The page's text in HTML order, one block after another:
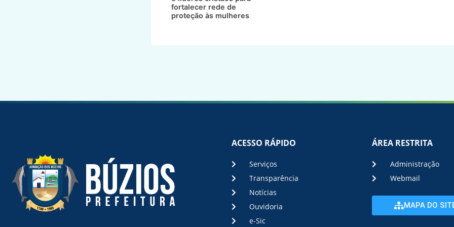
fortalecer rede de
proteção às mulheres
ACESSO RÁPIDO
Serviços
Transparência
Notícias
Ouvidoria
e-Sic
ÁREA RESTRITA
Administração
Webmail
MAPA DO